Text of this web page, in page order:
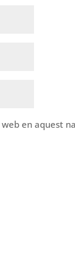
en aquest